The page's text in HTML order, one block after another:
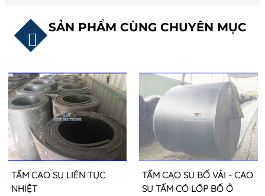
SẢN PHẨM CÙNG CHUYÊN MỤC
TẤM CAO SU LIÊN TỤC
NHIỆT
TẤM CAO SU BỐ VẢI - CAO
SU TẤM CÓ LỚP BỐ Ở